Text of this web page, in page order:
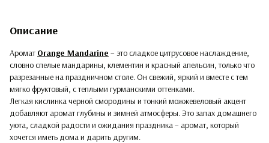
Описание
Аромат Orange Mandarine – это сладкое цитрусовое наслаждение,
словно спелые мандарины, клементин и красный апельсин, только что
разрезанные на праздничном столе. Он свежий, яркий и вместе с тем
мягко фруктовый, с теплыми гурманскими оттенками.
Легкая кислинка черной смородины и тонкий можжевеловый акцент
добавляют аромат глубины и зимней атмосферы. Это запах домашнего
уюта, сладкой радости и ожидания праздника – аромат, который
хочется иметь дома и дарить другим.